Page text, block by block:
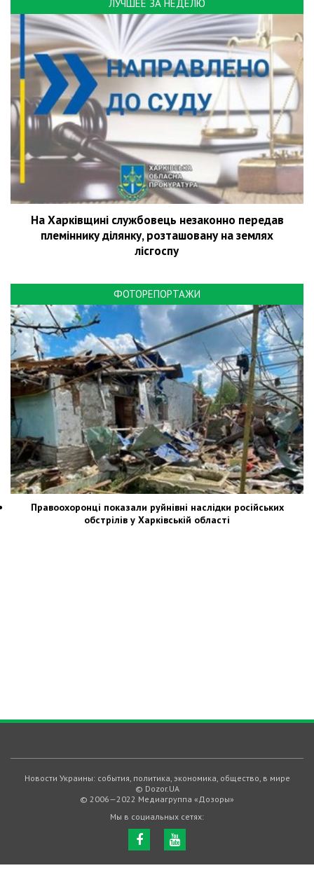
ЛУЧШЕЕ ЗА НЕДЕЛЮ
На Харківщині службовець незаконно передав
племіннику ділянку, розташовану на землях
лісгоспу
ФОТОРЕПОРТАЖИ
Правоохоронці показали руйнівні наслідки російських
обстрілів у Харківській області
Новости Украины: события, политика, экономика, общество, в мире
© Dozor.UA
© 2006—2022 Медиагруппа «Дозоры»
Мы в социальных сетях: